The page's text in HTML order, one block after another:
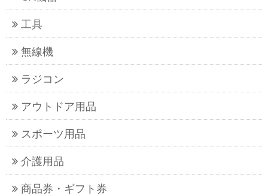
工具
無線機
ラジコン
アウトドア用品
スポーツ用品
介護用品
商品券・ギフト券